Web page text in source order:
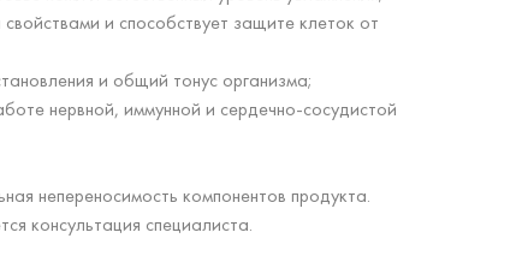
и способствует защите клеток от
и общий тонус организма;
нервной, иммунной и сердечно-сосудистой
непереносимость компонентов продукта.
консультация специалиста.